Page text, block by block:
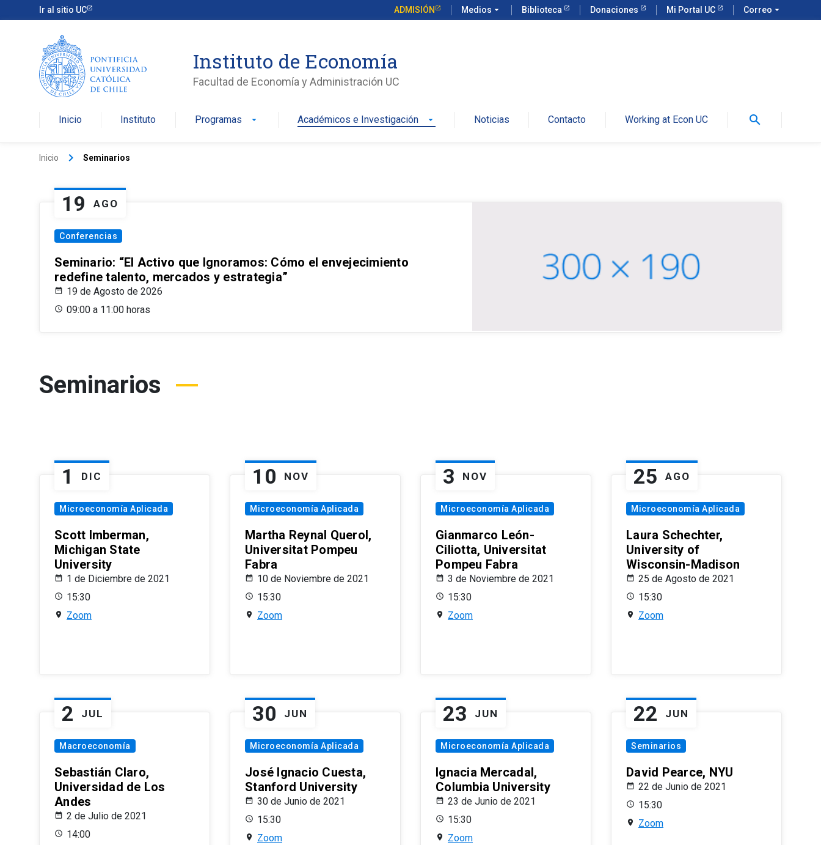
Ir al sitio UC ADMISIÓN Medios arrow_drop_down Biblioteca Donaciones Mi Portal UC Correo arrow_drop_down
Instituto de Economía
Facultad de Economía y Administración UC
Inicio Instituto Programas arrow_drop_down Académicos e Investigación arrow_drop_down Noticias Contacto Working at Econ UC search
Inicio keyboard_arrow_right Seminarios
19 AGO
Conferencias
Seminario: “El Activo que Ignoramos: Cómo el envejecimiento
redefine talento, mercados y estrategia”
19 de Agosto de 2026
09:00 a 11:00 horas
Seminarios
1 DIC
Microeconomía Aplicada
Scott Imberman,
Michigan State
University
1 de Diciembre de 2021
15:30
Zoom
10 NOV
Microeconomía Aplicada
Martha Reynal Querol,
Universitat Pompeu
Fabra
10 de Noviembre de 2021
15:30
Zoom
3 NOV
Microeconomía Aplicada
Gianmarco León-
Ciliotta, Universitat
Pompeu Fabra
3 de Noviembre de 2021
15:30
Zoom
25 AGO
Microeconomía Aplicada
Laura Schechter,
University of
Wisconsin-Madison
25 de Agosto de 2021
15:30
Zoom
2 JUL
Macroeconomía
Sebastián Claro,
Universidad de Los
Andes
2 de Julio de 2021
14:00
30 JUN
Microeconomía Aplicada
José Ignacio Cuesta,
Stanford University
30 de Junio de 2021
15:30
Zoom
23 JUN
Microeconomía Aplicada
Ignacia Mercadal,
Columbia University
23 de Junio de 2021
15:30
Zoom
22 JUN
Seminarios
David Pearce, NYU
22 de Junio de 2021
15:30
Zoom